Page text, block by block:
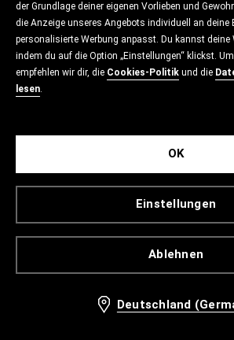
der Grundlage deiner eigenen Vorlieben und
die Anzeige unseres Angebots individuell an deine
personalisierte Werbung anpasst. Du kannst deine
indem du auf die Option „Einstellungen“ klickst.
empfehlen wir dir, die Cookies-Politik und die
lesen.
Ablehnen
Einstellungen
OK
Deutschland